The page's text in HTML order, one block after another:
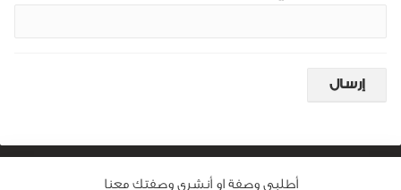
أطلبى وصفة او أنشرى وصفتك معنا